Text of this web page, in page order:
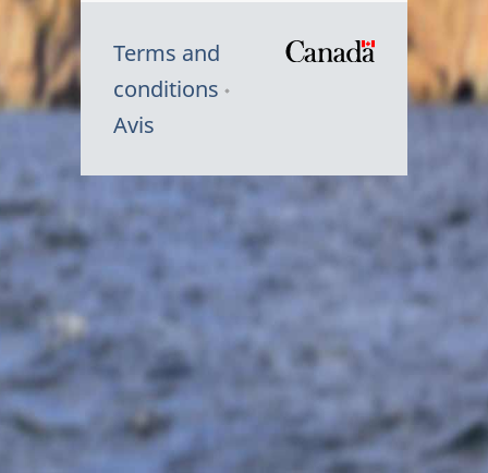
Terms and
conditions
Avis
Symbole
Canada